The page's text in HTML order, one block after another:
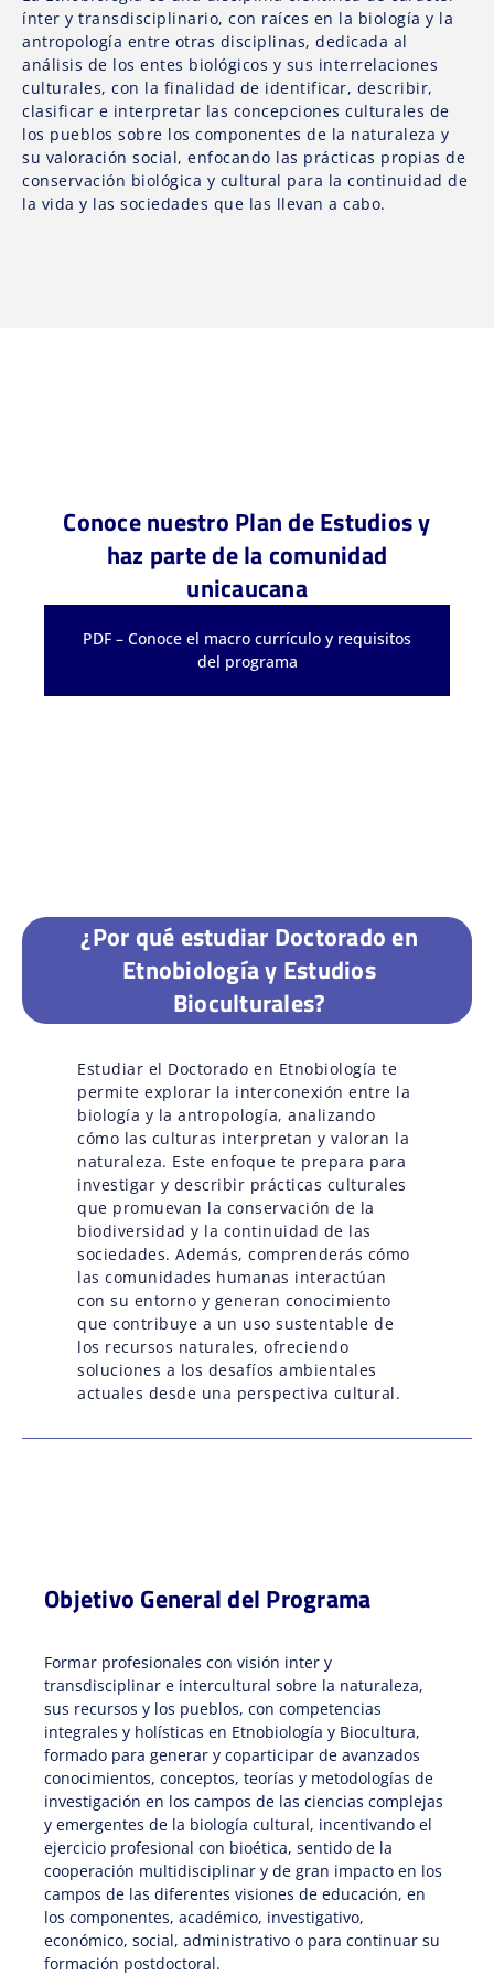
ínter y transdisciplinario, con raíces en la biología y la
antropología entre otras disciplinas, dedicada al
análisis de los entes biológicos y sus interrelaciones
culturales, con la finalidad de identificar, describir,
clasificar e interpretar las concepciones culturales de
los pueblos sobre los componentes de la naturaleza y
su valoración social, enfocando las prácticas propias de
conservación biológica y cultural para la continuidad de
la vida y las sociedades que las llevan a cabo.
Conoce nuestro Plan de Estudios y
haz parte de la comunidad
unicaucana
PDF – Conoce el macro currículo y requisitos
del programa
¿Por qué estudiar Doctorado en
Etnobiología y Estudios
Bioculturales?
Estudiar el Doctorado en Etnobiología te
permite explorar la interconexión entre la
biología y la antropología, analizando
cómo las culturas interpretan y valoran la
naturaleza. Este enfoque te prepara para
investigar y describir prácticas culturales
que promuevan la conservación de la
biodiversidad y la continuidad de las
sociedades. Además, comprenderás cómo
las comunidades humanas interactúan
con su entorno y generan conocimiento
que contribuye a un uso sustentable de
los recursos naturales, ofreciendo
soluciones a los desafíos ambientales
actuales desde una perspectiva cultural.
Objetivo General del Programa
Formar profesionales con visión inter y
transdisciplinar e intercultural sobre la naturaleza,
sus recursos y los pueblos, con competencias
integrales y holísticas en Etnobiología y Biocultura,
formado para generar y coparticipar de avanzados
conocimientos, conceptos, teorías y metodologías de
investigación en los campos de las ciencias complejas
y emergentes de la biología cultural, incentivando el
ejercicio profesional con bioética, sentido de la
cooperación multidisciplinar y de gran impacto en los
campos de las diferentes visiones de educación, en
los componentes, académico, investigativo,
económico, social, administrativo o para continuar su
formación postdoctoral.